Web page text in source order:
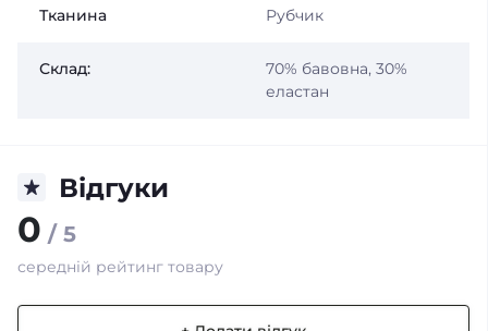
Тканина Рубчик
Склад:
70% бавовна, 30%
еластан
Відгуки
0 / 5
середній рейтинг товару